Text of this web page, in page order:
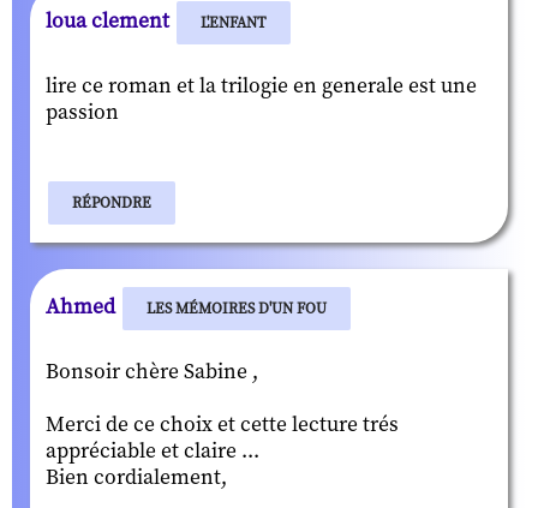
loua clement L'ENFANT
lire ce roman et la trilogie en generale est une
passion
RÉPONDRE
Ahmed LES MÉMOIRES D'UN FOU
Bonsoir chère Sabine ,
Merci de ce choix et cette lecture trés
appréciable et claire ...
Bien cordialement,